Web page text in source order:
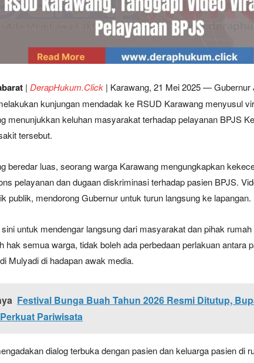
| DerapHukum.Click | Karawang, 21 Mei 2025 — Gubernur
kunjungan mendadak ke RSUD Karawang menyusul
menunjukkan keluhan masyarakat terhadap pelayanan BPJS
tersebut.
beredar luas, seorang warga Karawang mengungkapkan
pelayanan dan dugaan diskriminasi terhadap pasien BPJS.
publik, mendorong Gubernur untuk turun langsung ke lapangan.
untuk mendengar langsung dari masyarakat dan pihak
hak semua warga, tidak boleh ada perbedaan perlakuan antara
Mulyadi di hadapan awak media.
Festival Bunga Buah Tahun 2026 Resmi Ditutup,
Pariwisata
dialog terbuka dengan pasien dan keluarga pasien di